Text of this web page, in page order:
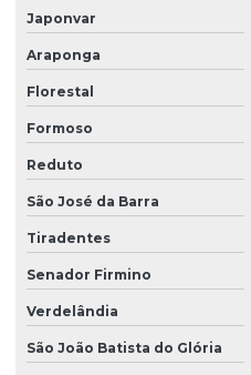
Japonvar
Araponga
Florestal
Formoso
Reduto
São José da Barra
Tiradentes
Senador Firmino
Verdelândia
São João Batista do Glória